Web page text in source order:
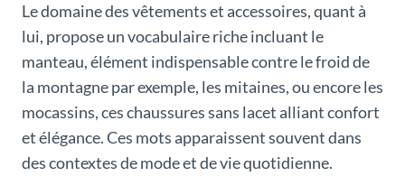
Le domaine des vêtements et accessoires, quant à
lui, propose un vocabulaire riche incluant le
manteau, élément indispensable contre le froid de
la montagne par exemple, les mitaines, ou encore les
mocassins, ces chaussures sans lacet alliant confort
et élégance. Ces mots apparaissent souvent dans
des contextes de mode et de vie quotidienne.